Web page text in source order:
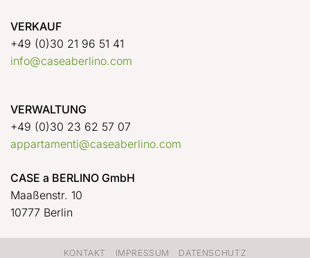
VERKAUF
+49 (0)30 21 96 51 41
info@caseaberlino.com
VERWALTUNG
+49 (0)30 23 62 57 07
appartamenti@caseaberlino.com
CASE a BERLINO GmbH
Maaßenstr. 10
10777 Berlin
KONTAKT IMPRESSUM DATENSCHUTZ